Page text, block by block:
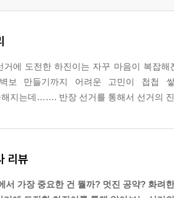
거에 도전한 하진이는 자꾸 마음이 복잡
보 만들기까지 어려운 고민이 첩첩
해지는데……. 반장 선거를 통해서 선거의
리뷰
서 가장 중요한 건 뭘까? 멋진 공약? 화려